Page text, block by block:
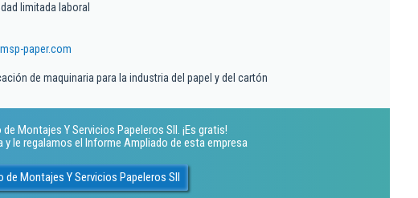
limitada laboral
paper.com
de maquinaria para la industria del papel y del cartón
Montajes Y Servicios Papeleros Sll. ¡Es gratis!
y le regalamos el Informe Ampliado de esta empresa
de Montajes Y Servicios Papeleros Sll